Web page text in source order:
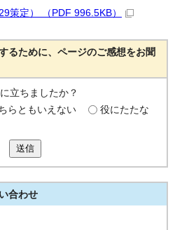
策定） （PDF 996.5KB）
るために、ページのご感想をお聞
立ちましたか？
らともいえない
役にたたな
送信
合わせ